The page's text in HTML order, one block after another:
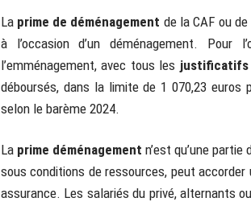
La prime de déménagement de la CAF ou
à l’occasion d’un déménagement.
l’emménagement, avec tous les justificatifs
déboursés, dans la limite de 1 070,23
selon le barème 2024.
La prime déménagement n’est qu’une
sous conditions de ressources, peut
assurance. Les salariés du privé, alternants